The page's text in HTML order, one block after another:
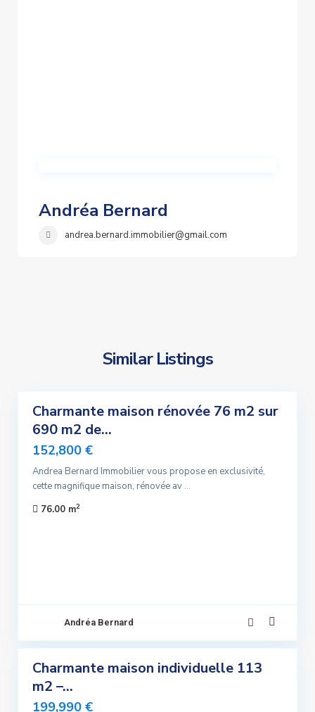
Andréa Bernard
andrea.bernard.immobilier@gmail.com
Similar Listings
Charmante maison rénovée 76 m2 sur
690 m2 de...
152,800 €
Andrea Bernard Immobilier vous propose en exclusivité,
cette magnifique maison, rénovée av...
76.00 m2
Andréa Bernard
Charmante maison individuelle 113
m2 –...
199,990 €